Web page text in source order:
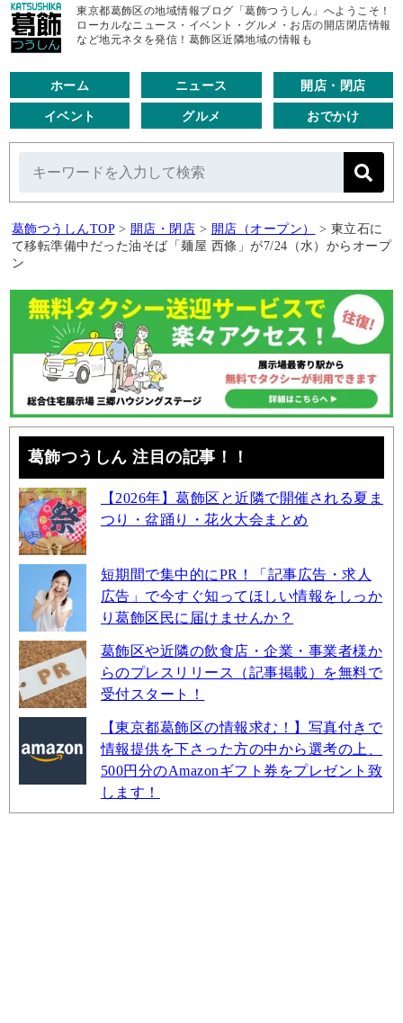
東京都葛飾区の地域情報ブログ「葛飾つうしん」へようこそ！
ローカルなニュース・イベント・グルメ・お店の開店閉店情報
など地元ネタを発信！葛飾区近隣地域の情報も
ホーム ニュース 開店・閉店
イベント グルメ おでかけ
葛飾つうしんTOP > 開店・閉店 > 開店（オープン） > 東立石に
て移転準備中だった油そば「麺屋 西條」が7/24（水）からオープ
ン
葛飾つうしん 注目の記事！！
【2026年】葛飾区と近隣で開催される夏ま
つり・盆踊り・花火大会まとめ
短期間で集中的にPR！「記事広告・求人
広告」で今すぐ知ってほしい情報をしっか
り葛飾区民に届けませんか？
葛飾区や近隣の飲食店・企業・事業者様か
らのプレスリリース（記事掲載）を無料で
受付スタート！
【東京都葛飾区の情報求む！】写真付きで
情報提供を下さった方の中から選考の上、
500円分のAmazonギフト券をプレゼント致
します！